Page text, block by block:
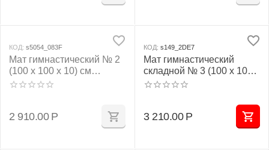
КОД: s5054_083F
Мат гимнастический № 2
(100 х 100 х 10) см
жёлтый
2 910.00 Р
КОД: s149_2DE7
Мат гимнастический
складной № 3 (100 х 100 х
10) см зелёно/жёлтый
3 210.00 Р